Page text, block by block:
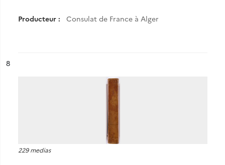
Producteur : Consulat de France à Alger
n°
8
229 medias